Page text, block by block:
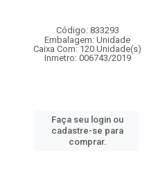
Código: 833293
Embalagem: Unidade
Caixa Com: 120 Unidade(s)
Inmetro: 006743/2019
Faça seu login ou
cadastre-se para
comprar.